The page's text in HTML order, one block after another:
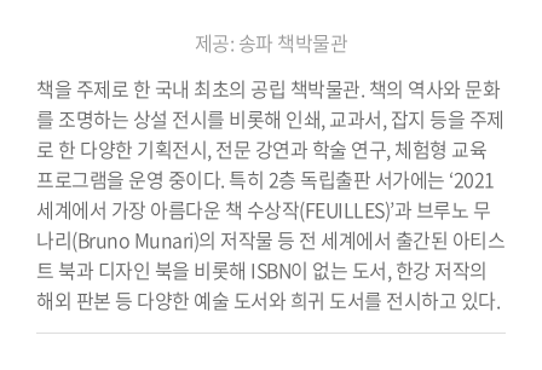
제공: 송파 책박물관
책을 주제로 한 국내 최초의 공립 책박물관. 책의 역사와 문화
를 조명하는 상설 전시를 비롯해 인쇄, 교과서, 잡지 등을 주제
로 한 다양한 기획전시, 전문 강연과 학술 연구, 체험형 교육
프로그램을 운영 중이다. 특히 2층 독립출판 서가에는 ‘2021
세계에서 가장 아름다운 책 수상작(FEUILLES)’과 브루노 무
나리(Bruno Munari)의 저작물 등 전 세계에서 출간된 아티스
트 북과 디자인 북을 비롯해 ISBN이 없는 도서, 한강 저작의
해외 판본 등 다양한 예술 도서와 희귀 도서를 전시하고 있다.